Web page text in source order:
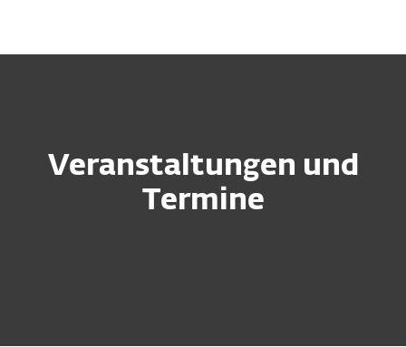
Veranstaltungen und
Termine